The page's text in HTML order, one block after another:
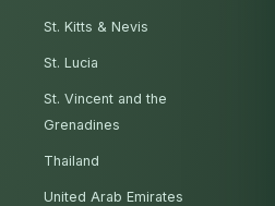
St. Kitts & Nevis
St. Lucia
St. Vincent and the
Grenadines
Thailand
United Arab Emirates